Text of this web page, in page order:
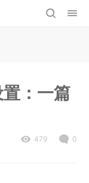
置：一篇
479 0